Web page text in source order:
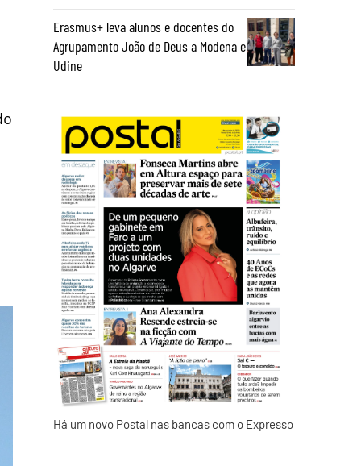
Erasmus+ leva alunos e docentes do
Agrupamento João de Deus a Modena e
Udine
Há um novo Postal nas bancas com o Expresso